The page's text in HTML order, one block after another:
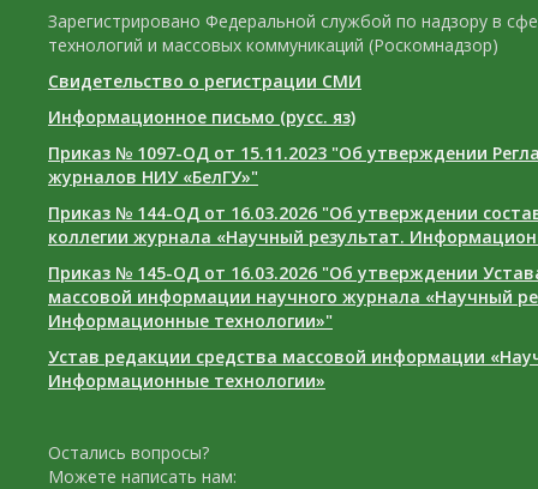
Зарегистрировано Федеральной службой по надзору в
технологий и массовых коммуникаций (Роскомнадзор)
Свидетельство о регистрации СМИ
Информационное письмо (русс. яз)
Приказ № 1097-ОД от 15.11.2023 "Об утверждении
журналов НИУ «БелГУ»"
Приказ № 144-ОД от 16.03.2026 "Об утверждении
коллегии журнала «Научный результат.
Приказ № 145-ОД от 16.03.2026 "Об утверждении
массовой информации научного журнала «Научный
Информационные технологии»"
Устав редакции средства массовой информации
Информационные технологии»
Остались вопросы?
Можете написать нам: